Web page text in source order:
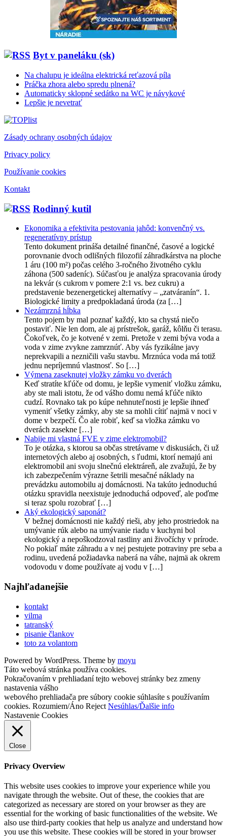
Byt v paneláku (sk)
Na chalupu je ideálna elektrická reťazová píla
Práčka zhora alebo spredu plnená?
Automaticky sklopné sedátko na WC je návykové
Lepšie je nevetrať
Zásady ochrany osobných údajov
Privacy policy
Používanie cookies
Kontakt
Rodinný kutil
Ekonomika a efektivita pestovania jahôd: konvenčný vs.
regeneratívny prístup
Tento dokument prináša detailné finančné, časové a logické
porovnanie dvoch odlišných filozofií záhradkárstva na ploche
1 áru (100 m²) počas celého 3-ročného životného cyklu
záhona (500 sadeníc). Súčasťou je analýza spracovania úrody
na lekvár (s cukrom v pomere 2:1 vs. bez cukru) a
predstavenie bezenergetickej alternatívy – „zatváranín“. 1.
Biologické limity a predpokladaná úroda (za […]
Nezámrzná hĺbka
Tento pojem by mal poznať každý, kto sa chystá niečo
postaviť. Nie len dom, ale aj prístrešok, garáž, kôlňu či terasu.
Čokoľvek, čo je kotvené v zemi. Pretože v zemi býva voda a
voda v zime zvykne zamrznúť. Aby vás fyzikálne javy
neprekvapili a nezničili vašu stavbu. Mrznúca voda má totiž
jednu nepríjemnú vlastnosť. So […]
Výmena zaseknutej vložky zámku vo dverách
Keď stratíte kľúče od domu, je lepšie vymeniť vložku zámku,
aby ste mali istotu, že od vášho domu nemá kľúče nikto
cudzí. Rovnako tak po kúpe nehnuteľnosti je lepšie ihneď
vymeniť všetky zámky, aby ste sa mohli cítiť najmä v noci v
dome v bezpečí. Čo ale robiť, keď sa vložka zámku vo
dverách zasekne […]
Nabije mi vlastná FVE v zime elektromobil?
To je otázka, s ktorou sa občas stretávame v diskusiách, či už
internetových alebo aj osobných, s ľudmi, ktorí nemajú ani
elektromobil ani svoju slnečnú elektráreň, ale zvažujú, že by
ich zabezpečením výrazne šetrili mesačné náklady na
prevádzku automobilu aj domácnosti. Na takúto jednoduchú
otázku spravidla neexistuje jednoduchá odpoveď, ale poďme
si teraz spolu rozobrať […]
Aký ekologický saponát?
V bežnej domácnosti nie každý rieši, aby jeho prostriedok na
umývanie rúk alebo na umývanie riadu v kuchyni bol
ekologický a nepoškodzoval rastliny ani živočíchy v prírode.
No pokiaľ máte záhradu a v nej pestujete potraviny pre seba a
rodinu, uvedená požiadavka naberá na váhe, najmä ak okrem
vodovodu v dome používate aj vodu v […]
Najhľadanejšie
kontakt
vilma
tatranský
pisanie člankov
toto za volantom
Powered by WordPress. Theme by moyu
Táto webová stránka používa cookies.
Pokračovaním v prehliadaní tejto webovej stránky bez zmeny
nastavenia vášho
webového prehliadača pre súbory cookie súhlasíte s používaním
cookies. Rozumiem/Áno Reject Nesúhlas/Ďalšie info
Nastavenie Cookies
Close
Privacy Overview
This website uses cookies to improve your experience while you
navigate through the website. Out of these, the cookies that are
categorized as necessary are stored on your browser as they are
essential for the working of basic functionalities of the website. We
also use third-party cookies that help us analyze and understand how
you use this website. These cookies will be stored in your browser